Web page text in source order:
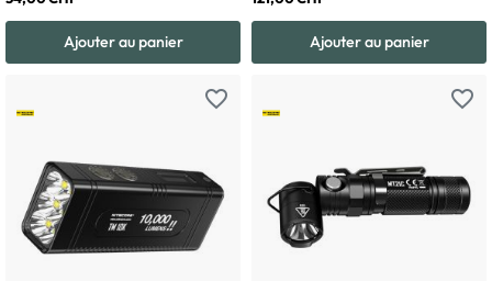
Ajouter au panier Ajouter au panier
favorite_border favorite_border